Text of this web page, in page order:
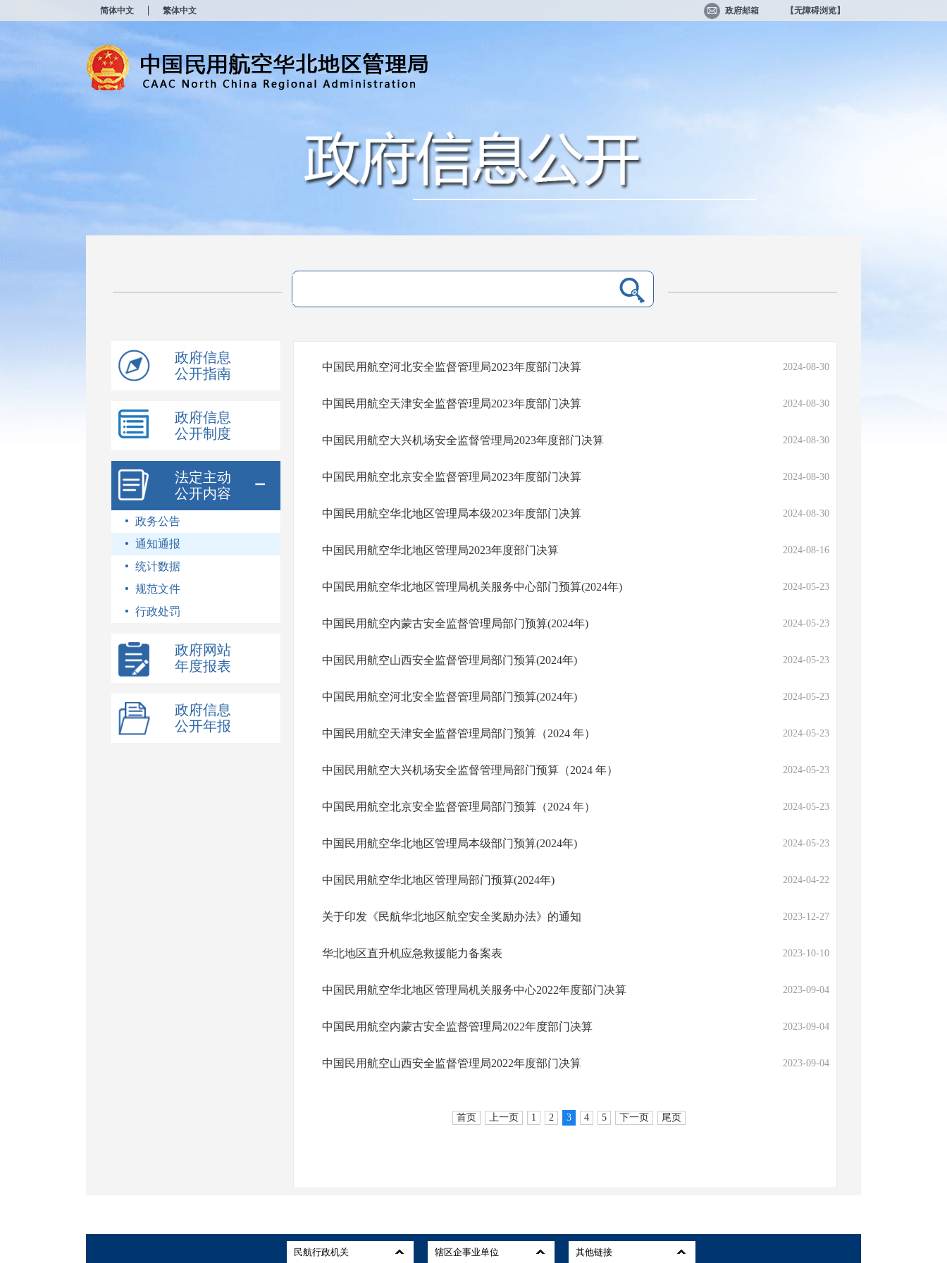
简体中文 繁体中文 政府邮箱 【无障碍浏览】
政府信息
公开指南
政府信息
公开制度
法定主动
公开内容
政务公告
通知通报
统计数据
规范文件
行政处罚
政府网站
年度报表
政府信息
公开年报
中国民用航空河北安全监督管理局2023年度部门决算 2024-08-30
中国民用航空天津安全监督管理局2023年度部门决算 2024-08-30
中国民用航空大兴机场安全监督管理局2023年度部门决算 2024-08-30
中国民用航空北京安全监督管理局2023年度部门决算 2024-08-30
中国民用航空华北地区管理局本级2023年度部门决算 2024-08-30
中国民用航空华北地区管理局2023年度部门决算 2024-08-16
中国民用航空华北地区管理局机关服务中心部门预算(2024年) 2024-05-23
中国民用航空内蒙古安全监督管理局部门预算(2024年) 2024-05-23
中国民用航空山西安全监督管理局部门预算(2024年) 2024-05-23
中国民用航空河北安全监督管理局部门预算(2024年) 2024-05-23
中国民用航空天津安全监督管理局部门预算（2024 年） 2024-05-23
中国民用航空大兴机场安全监督管理局部门预算（2024 年） 2024-05-23
中国民用航空北京安全监督管理局部门预算（2024 年） 2024-05-23
中国民用航空华北地区管理局本级部门预算(2024年) 2024-05-23
中国民用航空华北地区管理局部门预算(2024年) 2024-04-22
关于印发《民航华北地区航空安全奖励办法》的通知 2023-12-27
华北地区直升机应急救援能力备案表 2023-10-10
中国民用航空华北地区管理局机关服务中心2022年度部门决算 2023-09-04
中国民用航空内蒙古安全监督管理局2022年度部门决算 2023-09-04
中国民用航空山西安全监督管理局2022年度部门决算 2023-09-04
首页 上一页 1 2 3 4 5 下一页 尾页
窗